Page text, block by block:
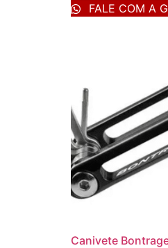
FALE COM A
Canivete